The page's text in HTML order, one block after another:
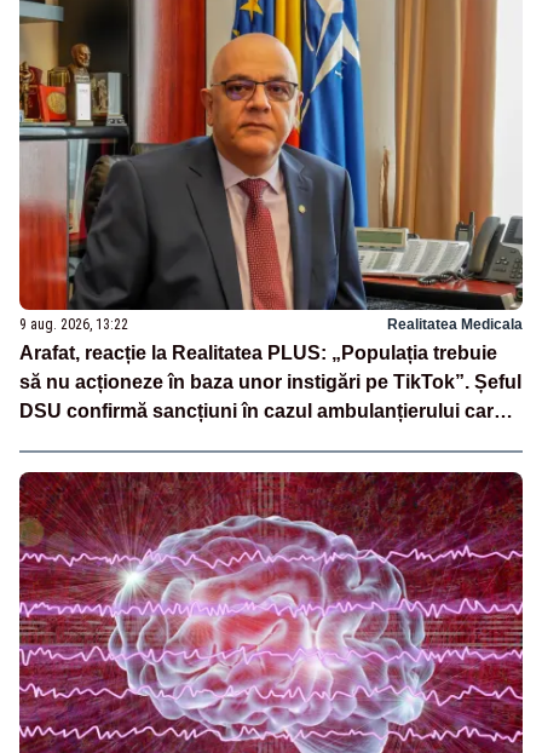
9 aug. 2026, 13:22 Realitatea Medicala
Arafat, reacție la Realitatea PLUS: „Populația trebuie
să nu acționeze în baza unor instigări pe TikTok”. Șeful
DSU confirmă sancțiuni în cazul ambulanțierului care a